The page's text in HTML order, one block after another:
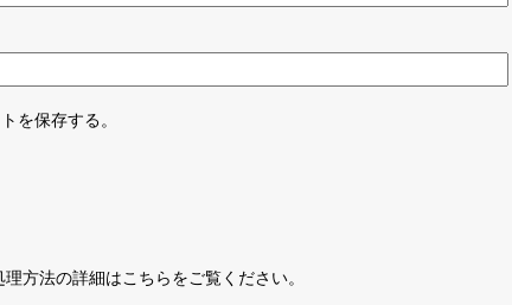
を保存する。
理方法の詳細はこちらをご覧ください。